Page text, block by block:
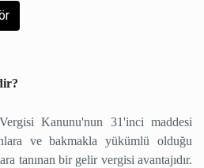
Kanunu'nun 31'inci maddesi
ve bakmakla yükümlü olduğu
tanınan bir gelir vergisi avantajıdır.